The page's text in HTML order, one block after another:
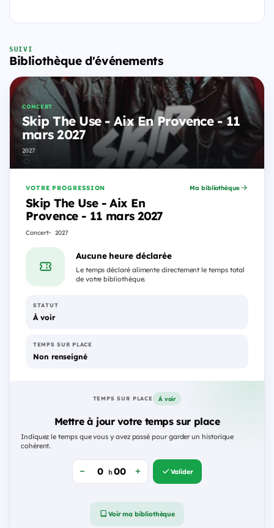
SUIVI
Bibliothèque d'événements
CONCERT
Skip The Use - Aix En Provence - 11
mars 2027
2027
VOTRE PROGRESSION
Skip The Use - Aix En
Provence - 11 mars 2027
Concert 2027
Ma bibliothèque
Aucune heure déclarée
Le temps déclaré alimente directement le temps total
de votre bibliothèque.
STATUT
À voir
TEMPS SUR PLACE
Non renseigné
TEMPS SUR PLACE À voir
Mettre à jour votre temps sur place
Indiquez le temps que vous y avez passé pour garder un historique
cohérent.
h Valider
Voir ma bibliothèque